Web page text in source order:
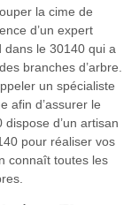
la cime de
d’un expert
dans le 30140 qui a
branches d’arbre.
un spécialiste
afin d’assurer le
d’un artisan
pour réaliser vos
connaît toutes les